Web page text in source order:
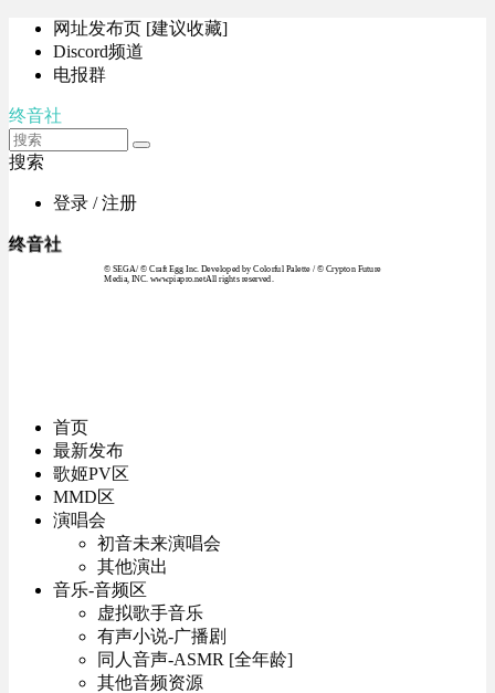
网址发布页 [建议收藏]
Discord频道
电报群
终音社
搜索
登录 / 注册
终音社
© SEGA / © Craft Egg Inc. Developed by Colorful Palette / © Crypton Future
Media, INC. www.piapro.netAll rights reserved.
首页
最新发布
歌姬PV区
MMD区
演唱会
初音未来演唱会
其他演出
音乐-音频区
虚拟歌手音乐
有声小说-广播剧
同人音声-ASMR [全年龄]
其他音频资源